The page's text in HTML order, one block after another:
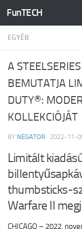
Skip to content
FunTECH
EGYÉB
A
BEMUTATJA
DUTY®:
KOLLEKCIÓJÁT
BY NEGATOR · 2022-11-
Limitált
thumbsticks-
Warfare II
CHICAGO – 2022.